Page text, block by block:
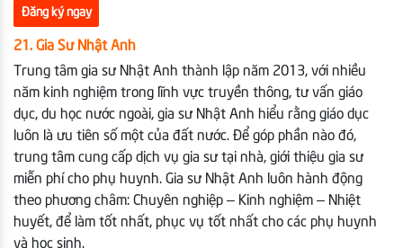
Đăng ký ngay
21. Gia Sư Nhật Anh
Trung tâm gia sư Nhật Anh thành lập năm 2013, với nhiều
năm kinh nghiệm trong lĩnh vực truyền thông, tư vấn giáo
dục, du học nước ngoài, gia sư Nhật Anh hiểu rằng giáo dục
luôn là ưu tiên số một của đất nước. Để góp phần nào đó,
trung tâm cung cấp dịch vụ gia sư tại nhà, giới thiệu gia sư
miễn phí cho phụ huynh. Gia sư Nhật Anh luôn hành động
theo phương châm: Chuyên nghiệp – Kinh nghiệm – Nhiệt
huyết, để làm tốt nhất, phục vụ tốt nhất cho các phụ huynh
và học sinh.